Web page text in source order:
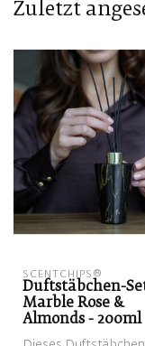
Zuletzt
SCENTCHIPS®
Duftstäbchen-
Marble Rose &
Almonds - 200ml